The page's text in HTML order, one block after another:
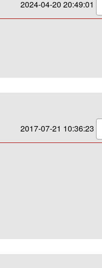
2024-04-20 20:49:01
2017-07-21 10:36:23